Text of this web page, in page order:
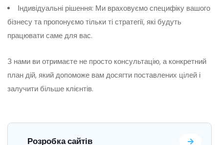
Індивідуальні рішення: Ми враховуємо специфіку вашого
бізнесу та пропонуємо тільки ті стратегії, які будуть
працювати саме для вас.
З нами ви отримаєте не просто консультацію, а конкретний
план дій, який допоможе вам досягти поставлених цілей і
залучити більше клієнтів.
Розробка сайтів